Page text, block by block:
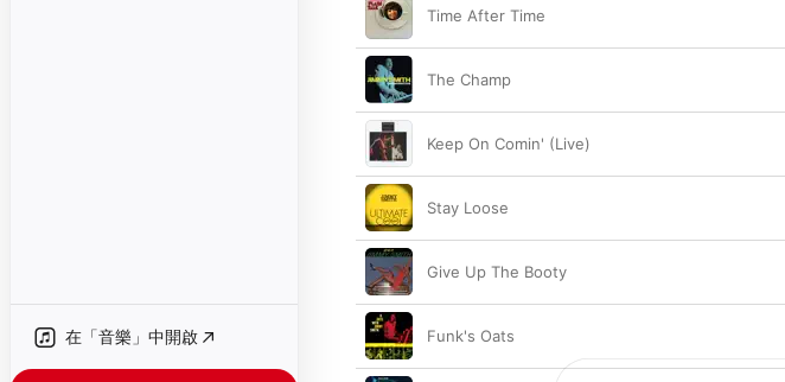
在「音樂」中開啟
Time After Time
The Champ
Keep On Comin' (Live)
Stay Loose
Give Up The Booty
Funk's Oats